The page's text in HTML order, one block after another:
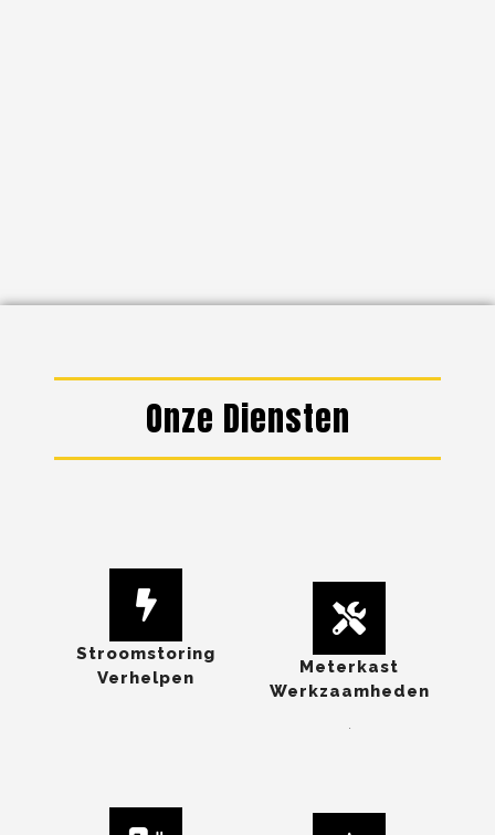
Onze Diensten
Stroomstoring
Verhelpen
Meterkast
Werkzaamheden